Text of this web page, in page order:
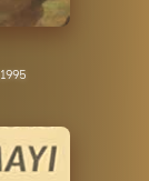
1995